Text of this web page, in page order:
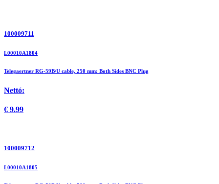
100009711
L00010A1804
Telegaertner RG-59B/U cable, 250 mm: Both Sides BNC Plug
Nettó:
€ 9.99
100009712
L00010A1805